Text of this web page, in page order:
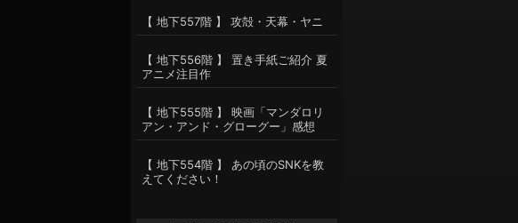
【 地下557階 】 攻殻・天幕・ヤニ
【 地下556階 】 置き手紙ご紹介 夏
アニメ注目作
【 地下555階 】 映画「マンダロリ
アン・アンド・グローグー」感想
【 地下554階 】 あの頃のSNKを教
えてください！